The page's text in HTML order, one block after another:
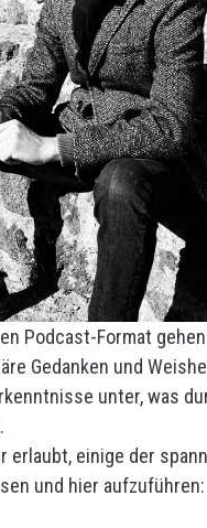
Podcast-Format
Gedanken und
unter, was
erlaubt, einige der
und hier aufzuführen: